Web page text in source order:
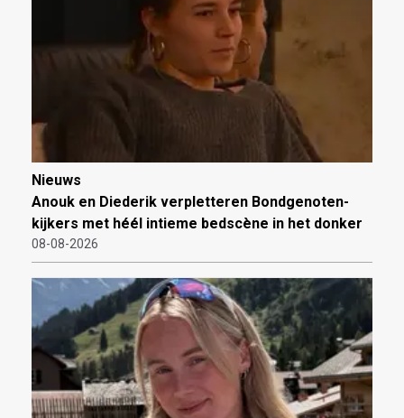
Nieuws
Anouk en Diederik verpletteren Bondgenoten-
kijkers met héél intieme bedscène in het donker
08-08-2026